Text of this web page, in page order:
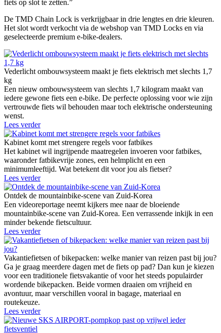
fiets op slot te zetten.”
De TMD Chain Lock is verkrijgbaar in drie lengtes en drie kleuren.
Het slot wordt verkocht via de webshop van TMD Locks en via
geselecteerde premium e-bike-dealers.
Vederlicht ombouwsysteem maakt je fiets elektrisch met slechts 1,7
kg
Een nieuw ombouwsysteem van slechts 1,7 kilogram maakt van
iedere gewone fiets een e-bike. De perfecte oplossing voor wie zijn
vertrouwde fiets wil behouden maar toch elektrische ondersteuning
wenst.
Lees verder
Kabinet komt met strengere regels voor fatbikes
Het kabinet wil ingrijpende maatregelen invoeren voor fatbikes,
waaronder fatbikevrije zones, een helmplicht en een
minimumleeftijd. Wat betekent dit voor jou als fietser?
Lees verder
Ontdek de mountainbike-scene van Zuid-Korea
Een videoreportage neemt kijkers mee naar de bloeiende
mountainbike-scene van Zuid-Korea. Een verrassende inkijk in een
minder bekende fietscultuur.
Lees verder
Vakantiefietsen of bikepacken: welke manier van reizen past bij jou?
Ga je graag meerdere dagen met de fiets op pad? Dan kun je kiezen
voor een traditionele fietsvakantie of voor het steeds populairder
wordende bikepacken. Beide vormen draaien om vrijheid en
avontuur, maar verschillen vooral in bagage, materiaal en
routekeuze.
Lees verder